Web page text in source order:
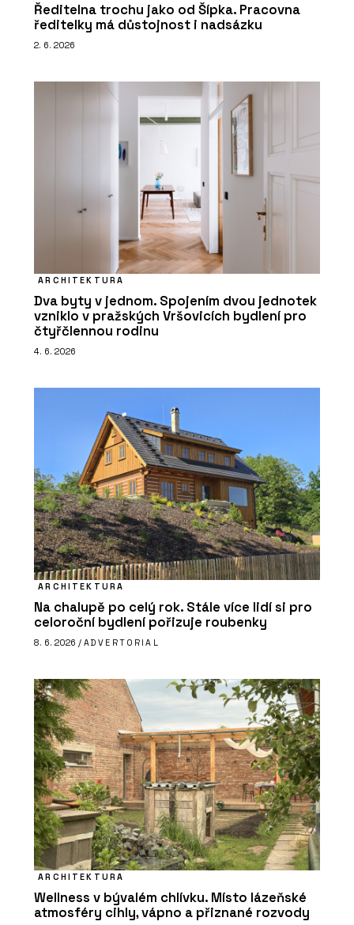
Ředitelna trochu jako od Šípka. Pracovna
ředitelky má důstojnost i nadsázku
2. 6. 2026
ARCHITEKTURA
Dva byty v jednom. Spojením dvou jednotek
vzniklo v pražských Vršovicích bydlení pro
čtyřčlennou rodinu
4. 6. 2026
ARCHITEKTURA
Na chalupě po celý rok. Stále více lidí si pro
celoroční bydlení pořizuje roubenky
8. 6. 2026 / ADVERTORIAL
ARCHITEKTURA
Wellness v bývalém chlívku. Místo lázeňské
atmosféry cihly, vápno a přiznané rozvody